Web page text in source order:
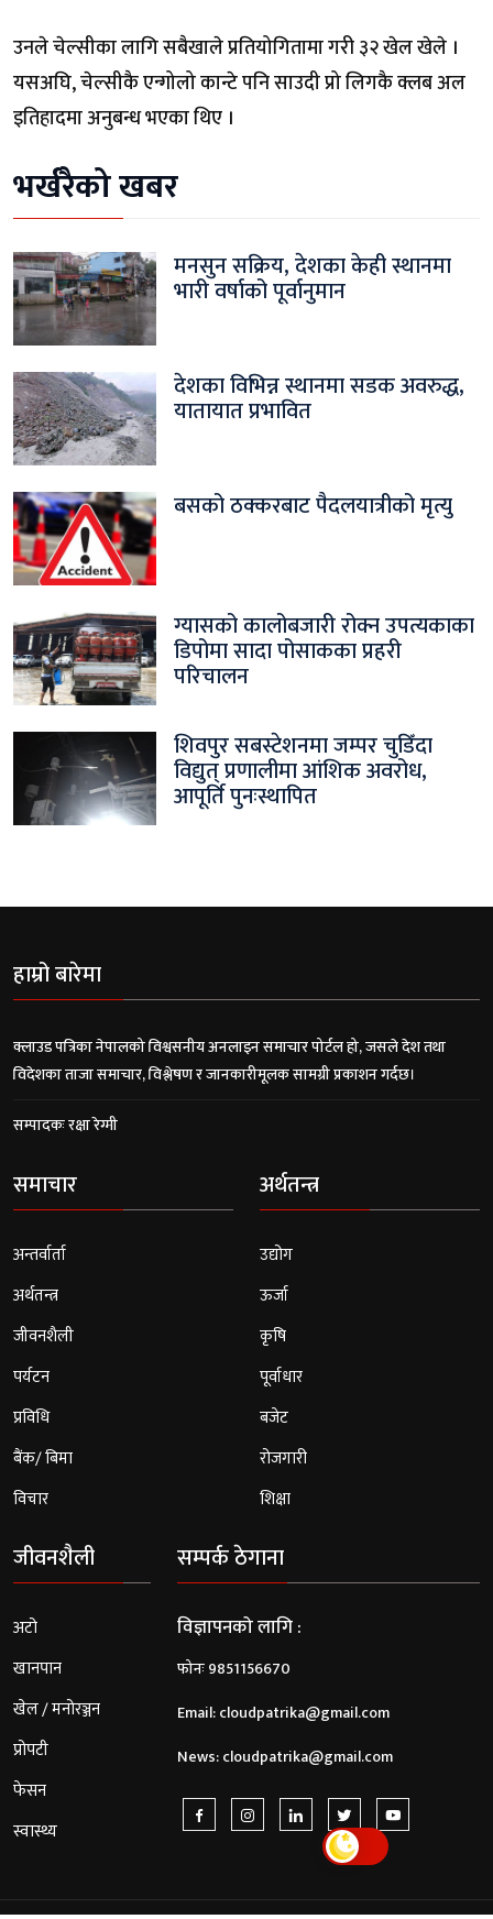
उनले चेल्सीका लागि सबैखाले प्रतियोगितामा गरी ३२ खेल खेले ।
यसअघि, चेल्सीकै एन्गोलो कान्टे पनि साउदी प्रो लिगकै क्लब अल
इतिहादमा अनुबन्ध भएका थिए ।
भर्खरैको खबर
मनसुन सक्रिय, देशका केही स्थानमा
भारी वर्षाको पूर्वानुमान
देशका विभिन्न स्थानमा सडक अवरुद्ध,
यातायात प्रभावित
बसको ठक्करबाट पैदलयात्रीको मृत्यु
ग्यासको कालोबजारी रोक्न उपत्यकाका
डिपोमा सादा पोसाकका प्रहरी
परिचालन
शिवपुर सबस्टेशनमा जम्पर चुडिँदा
विद्युत् प्रणालीमा आंशिक अवरोध,
आपूर्ति पुनःस्थापित
हाम्रो बारेमा
क्लाउड पत्रिका नेपालको विश्वसनीय अनलाइन समाचार पोर्टल हो, जसले देश तथा
विदेशका ताजा समाचार, विश्लेषण र जानकारीमूलक सामग्री प्रकाशन गर्दछ।
सम्पादकः रक्षा रेग्मी
समाचार
अन्तर्वार्ता
अर्थतन्त्र
जीवनशैली
पर्यटन
प्रविधि
बैंक/ बिमा
विचार
अर्थतन्त्र
उद्योग
ऊर्जा
कृषि
पूर्वाधार
बजेट
रोजगारी
शिक्षा
जीवनशैली
अटो
खानपान
खेल / मनोरञ्जन
प्रोपटी
फेसन
स्वास्थ्य
सम्पर्क ठेगाना
विज्ञापनको लागि :
फोनः 9851156670
Email:cloudpatrika@gmail.com
News:cloudpatrika@gmail.com